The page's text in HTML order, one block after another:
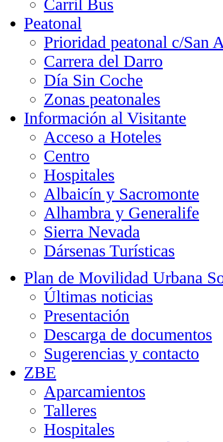
Carril Bus
Peatonal
Prioridad peatonal c/San
Carrera del Darro
Día Sin Coche
Zonas peatonales
Información al Visitante
Acceso a Hoteles
Centro
Hospitales
Albaicín y Sacromonte
Alhambra y Generalife
Sierra Nevada
Dársenas Turísticas
Plan de Movilidad Urbana
Últimas noticias
Presentación
Descarga de documentos
Sugerencias y contacto
ZBE
Aparcamientos
Talleres
Hospitales